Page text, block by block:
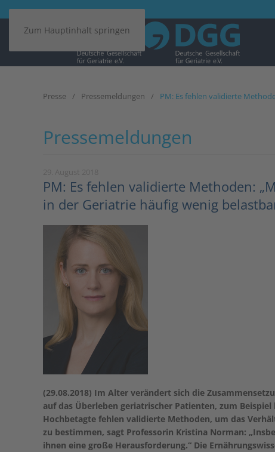
Zum Hauptinhalt springen
Presse Pressemeldungen PM: Es fehlen validierte
Pressemeldungen
PM: Es fehlen validierte Methoden:
in der Geriatrie häufig wenig
(29.08.2018) Im Alter verändert sich die
auf das Überleben geriatrischer Patienten, zum
Hochbetagte fehlen validierte Methoden, um das
zu bestimmen, sagt Professorin Kristina Norman:
ihnen eine große Herausforderung.“ Die